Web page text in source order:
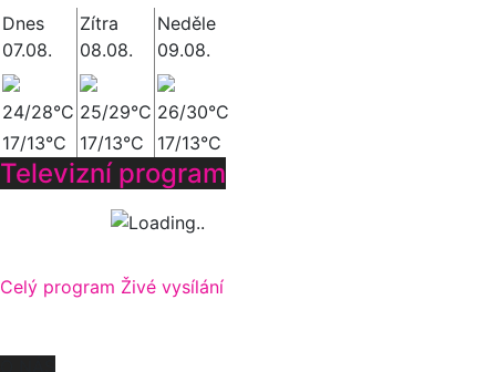
Dnes
07.08.
Zítra
08.08.
Neděle
09.08.
24/28°C 25/29°C 26/30°C
17/13°C
17/13°C 17/13°C
Televizní program
Celý program Živé vysílání